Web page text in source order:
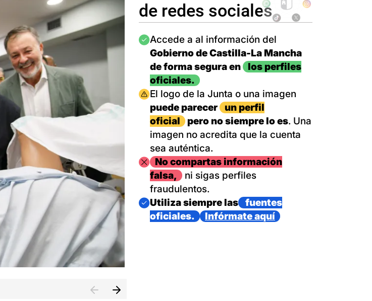
de redes sociales
Imagen
Accede a al información del
Gobierno de Castilla-La Mancha
de forma segura en
los perfiles
oficiales.
Imagen
El logo de la Junta o una imagen
puede parecer
un perfil
oficial
pero no siempre lo es. Una
imagen no acredita que la cuenta
sea auténtica.
ImagenNo compartas información
falsa,
ni sigas perfiles
fraudulentos.
Imagen
Utiliza siempre las
fuentes
oficiales.
Infórmate aquí